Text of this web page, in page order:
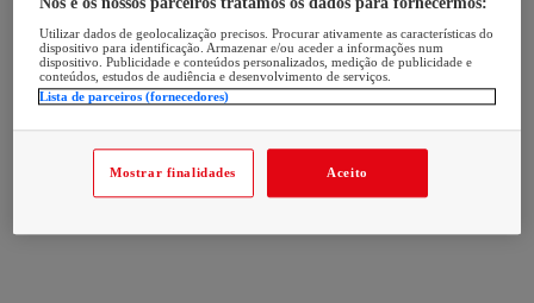
Utilizar dados de geolocalização precisos. Procurar ativamente as características do
dispositivo para identificação. Armazenar e/ou aceder a informações num
dispositivo. Publicidade e conteúdos personalizados, medição de publicidade e
conteúdos, estudos de audiência e desenvolvimento de serviços.
Lista de parceiros (fornecedores)
Mostrar finalidades Aceito